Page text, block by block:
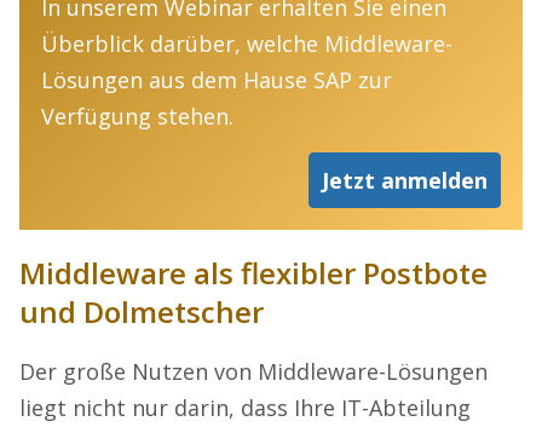
In unserem Webinar erhalten Sie einen
Überblick darüber, welche Middleware-
Lösungen aus dem Hause SAP zur
Verfügung stehen.
Jetzt anmelden
Middleware als flexibler Postbote
und Dolmetscher
Der große Nutzen von Middleware-Lösungen
liegt nicht nur darin, dass Ihre IT-Abteilung